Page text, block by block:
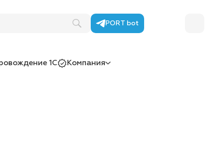
PORT bot
1С Компания